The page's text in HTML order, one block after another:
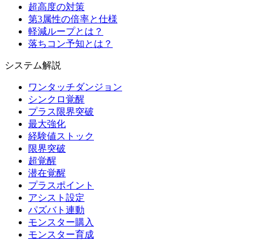
超高度の対策
第3属性の倍率と仕様
軽減ループとは？
落ちコン予知とは？
システム解説
ワンタッチダンジョン
シンクロ覚醒
プラス限界突破
最大強化
経験値ストック
限界突破
超覚醒
潜在覚醒
プラスポイント
アシスト設定
パズバト連動
モンスター購入
モンスター育成